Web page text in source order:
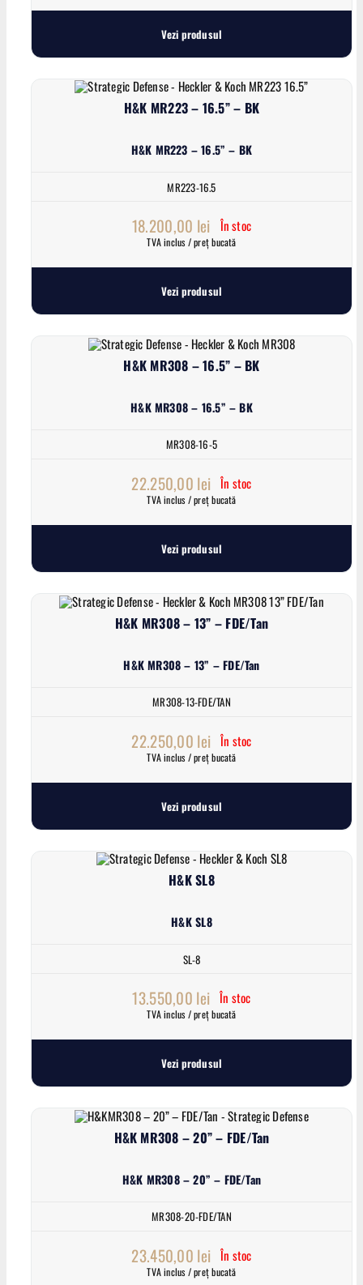
Vezi produsul
H&K MR223 – 16.5” – BK
H&K MR223 – 16.5” – BK
MR223-16.5
18.200,00 lei În stoc
TVA inclus / preț bucată
Vezi produsul
H&K MR308 – 16.5” – BK
H&K MR308 – 16.5” – BK
MR308-16-5
22.250,00 lei În stoc
TVA inclus / preț bucată
Vezi produsul
H&K MR308 – 13” – FDE/Tan
H&K MR308 – 13” – FDE/Tan
MR308-13-FDE/TAN
22.250,00 lei În stoc
TVA inclus / preț bucată
Vezi produsul
H&K SL8
H&K SL8
SL-8
13.550,00 lei În stoc
TVA inclus / preț bucată
Vezi produsul
H&K MR308 – 20” – FDE/Tan
H&K MR308 – 20” – FDE/Tan
MR308-20-FDE/TAN
23.450,00 lei În stoc
TVA inclus / preț bucată